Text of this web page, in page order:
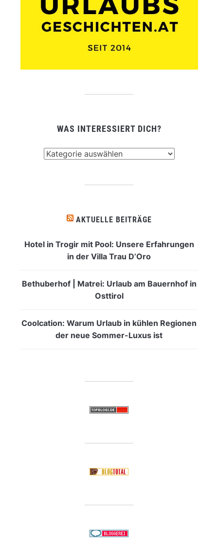
WAS INTERESSIERT DICH?
AKTUELLE BEITRÄGE
Hotel in Trogir mit Pool: Unsere Erfahrungen
in der Villa Trau D’Oro
Bethuberhof | Matrei: Urlaub am Bauernhof in
Osttirol
Coolcation: Warum Urlaub in kühlen Regionen
der neue Sommer-Luxus ist